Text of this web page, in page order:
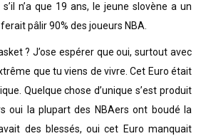
n’a que 19 ans, le jeune slovène a un
pâlir 90% des joueurs NBA.
? J’ose espérer que oui, surtout avec
que tu viens de vivre. Cet Euro était
Quelque chose d’unique s’est produit
oui la plupart des NBAers ont boudé la
des blessés, oui cet Euro manquait